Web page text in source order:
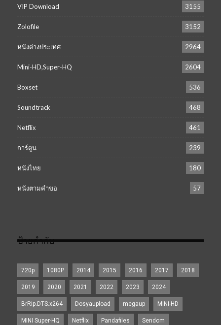
VIP Download 3155
Zolofile 3152
หนังต่างประเทศ 2964
Mini-HD,Super-HQ 2604
Boxset 536
Soundtrack 468
Netflix 461
การ์ตูน 239
หนังไทย 180
หนังตามคำขอ 57
ป้ายกำกับ
720p 1080P 2014 2015 2016 2017 2018
2019 2020 2021 2022 2023 2024
BrRip.DTS.x264 Dosyaupload megaup MINI-HD
MINI Super-HQ Netflix Pandafiles Sendcm